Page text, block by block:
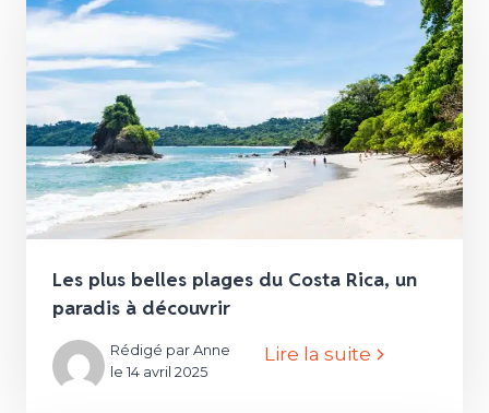
Les plus belles plages du Costa Rica, un
paradis à découvrir
Rédigé par Anne
le 14 avril 2025
Lire la suite